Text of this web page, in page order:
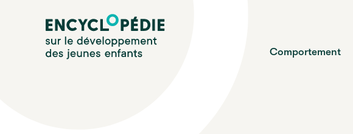
Encyclopédie sur le développement des jeunes enfants
Comportement